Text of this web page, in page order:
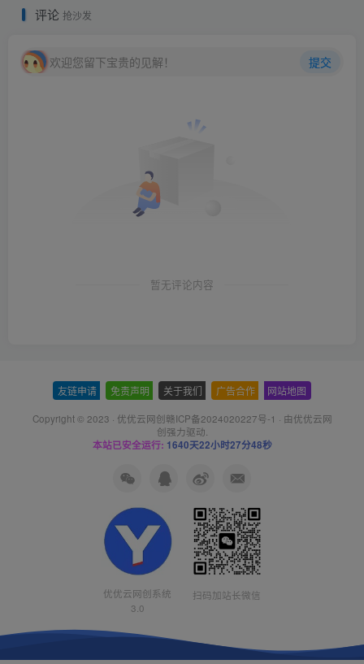
评论 抢沙发
欢迎您留下宝贵的见解！ 提交
暂无评论内容
友链申请 免责声明 关于我们 广告合作 网站地图
Copyright © 2023 · 优优云网创赣ICP备2024020227号-1 · 由优优云网
创强力驱动.
本站已安全运行: 1640天22小时27分49秒
优优云网创系统
3.0
扫码加站长微信